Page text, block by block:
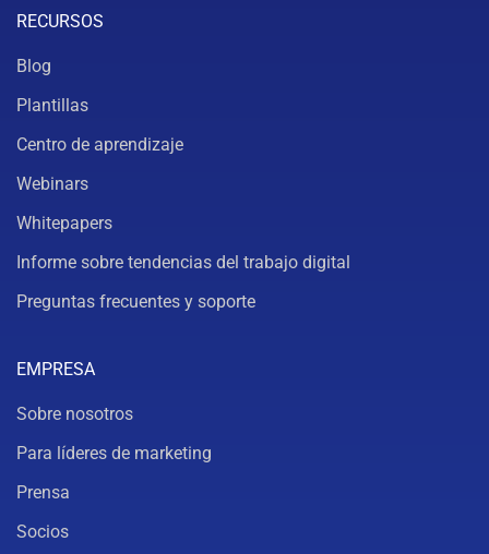
RECURSOS
Blog
Plantillas
Centro de aprendizaje
Webinars
Whitepapers
Informe sobre tendencias del trabajo digital
Preguntas frecuentes y soporte
EMPRESA
Sobre nosotros
Para líderes de marketing
Prensa
Socios